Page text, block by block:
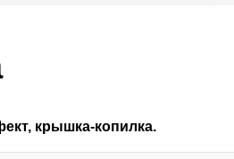
крышка-копилка.